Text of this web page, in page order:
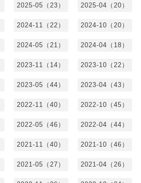
2025-05（23） 2025-04（20）
2024-11（22） 2024-10（20）
2024-05（21） 2024-04（18）
2023-11（14） 2023-10（22）
2023-05（44） 2023-04（43）
2022-11（40） 2022-10（45）
2022-05（46） 2022-04（44）
2021-11（40） 2021-10（46）
2021-05（27） 2021-04（26）